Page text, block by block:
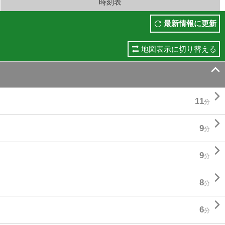
時刻表
最新情報に更新
地図表示に切り替える

11分 
9分 
9分 
8分 
6分 